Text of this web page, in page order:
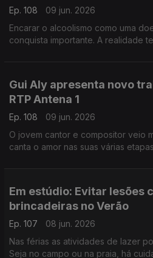
Ep. 108
09 jun. 2026
Encarar o alcoolismo como uma
conquista importante. A realidade
Gui Aly apresenta novo
RTP Antena 1
Ep. 108
09 jun. 2026
O jovem cantor e compositor veio
canta o amor nas suas várias
Em estúdio: Evitar lesões
brincadeiras no Verão
Ep. 107
08 jun. 2026
Nas férias as atividades de lazer
Seja no campo ou na praia, há